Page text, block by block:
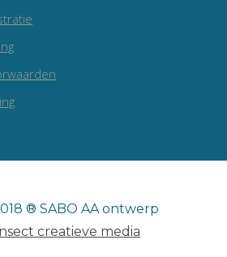
® SABO AA ontwerp
creatieve media